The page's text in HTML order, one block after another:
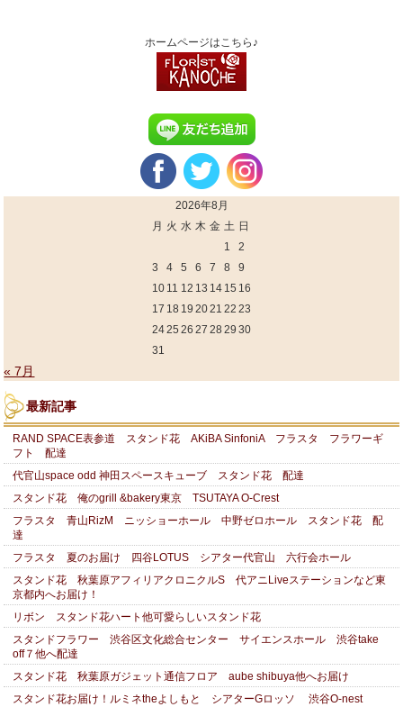
ホームページはこちら♪
2026年8月
月 火 水 木 金 土 日
1
2
3
4 5 6 7 8
9
10 11 12 13 14 15 16
17 18 19 2021 22 23
2425 26 27 28 29 30
31
« 7月
最新記事
RAND SPACE表参道 スタンド花 AKiBA SinfoniA フラスタ フラワーギ
フト 配達
代官山space odd 神田スペースキューブ スタンド花 配達
スタンド花 俺のgrill &bakery東京 TSUTAYA O-Crest
フラスタ 青山RizM ニッショーホール 中野ゼロホール スタンド花 配
達
フラスタ 夏のお届け 四谷LOTUS シアター代官山 六行会ホール
スタンド花 秋葉原アフィリアクロニクルS 代アニLiveステーションなど東
京都内へお届け！
リボン スタンド花ハート他可愛らしいスタンド花
スタンドフラワー 渋谷区文化総合センター サイエンスホール 渋谷take
off７他へ配達
スタンド花 秋葉原ガジェット通信フロア aube shibuya他へお届け
スタンド花お届け！ルミネtheよしもと シアターGロッソ 渋谷O-nest